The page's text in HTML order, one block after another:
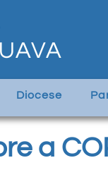
Diocese
a